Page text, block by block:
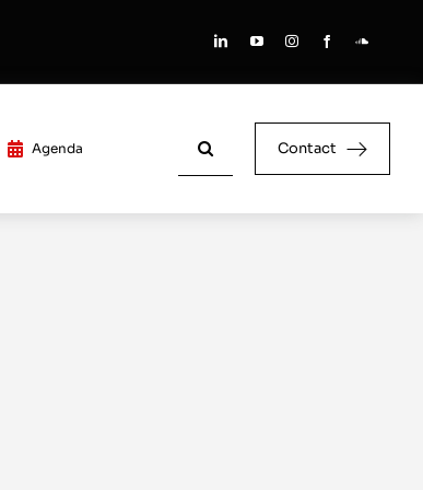
Agenda Contact